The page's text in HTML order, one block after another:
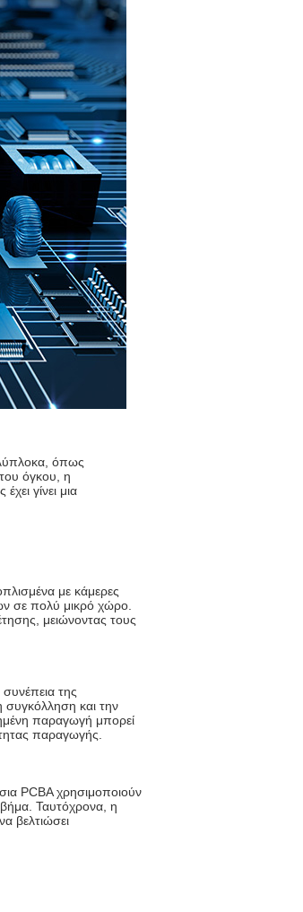
όπως
όγκου, η
γίνει μια
με κάμερες
σε πολύ μικρό χώρο.
μειώνοντας τους
της
και την
παραγωγή μπορεί
παραγωγής.
PCBA χρησιμοποιούν
Ταυτόχρονα, η
βελτιώσει